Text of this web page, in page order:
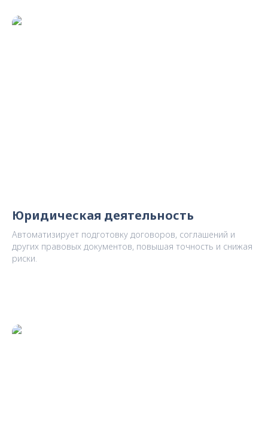
Юридическая деятельность
Автоматизирует подготовку договоров, соглашений и
других правовых документов, повышая точность и снижая
риски.